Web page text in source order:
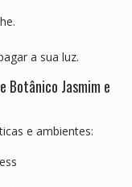
a sua luz.
Botânico Jasmim e
e ambientes: